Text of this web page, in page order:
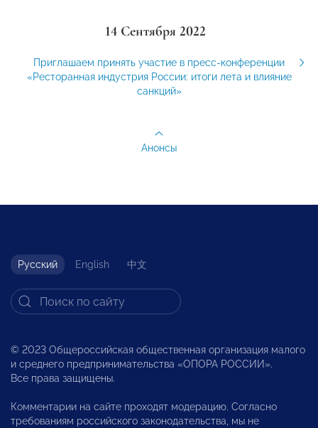
14 Сентября 2022
Приглашаем принять участие в пресс-конференции
«Ресторанная индустрия России: итоги лета и влияние
санкций»
Анонсы
Русский English 中文
© 2023 Общероссийская общественная организация малого
и среднего предпринимательства «ОПОРА РОССИИ».
Все права защищены.
Комментарии на сайте проходят модерацию. Согласно
требованиям российского законодательства, мы не